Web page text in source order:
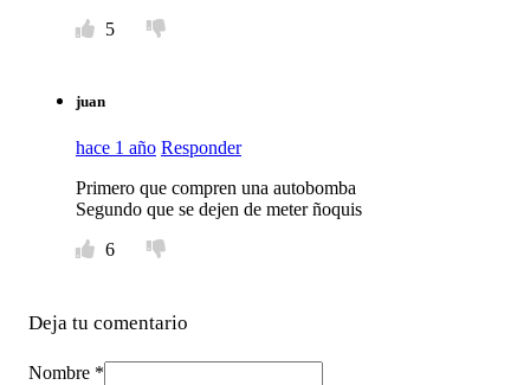
5
juan
hace 1 año Responder
Primero que compren una autobomba
Segundo que se dejen de meter ñoquis
6
Deja tu comentario
Nombre *